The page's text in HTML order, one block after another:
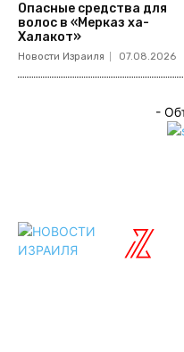
Опасные средства для
волос в «Мерказ ха-
Халакот»
Новости Израиля 07.08.2026
-